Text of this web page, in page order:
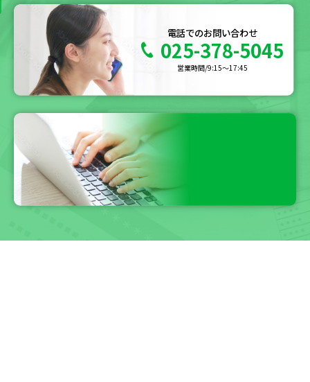
電話でのお問い合わせ
025-378-5045
営業時間/9:15〜17:45